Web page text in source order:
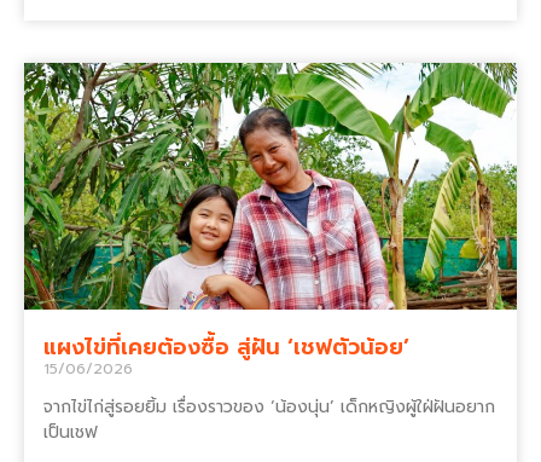
แผงไข่ที่เคยต้องซื้อ สู่ฝัน ‘เชฟตัวน้อย’
15/06/2026
จากไข่ไก่สู่รอยยิ้ม เรื่องราวของ ‘น้องนุ่น’ เด็กหญิงผู้ใฝ่ฝันอยาก
เป็นเชฟ